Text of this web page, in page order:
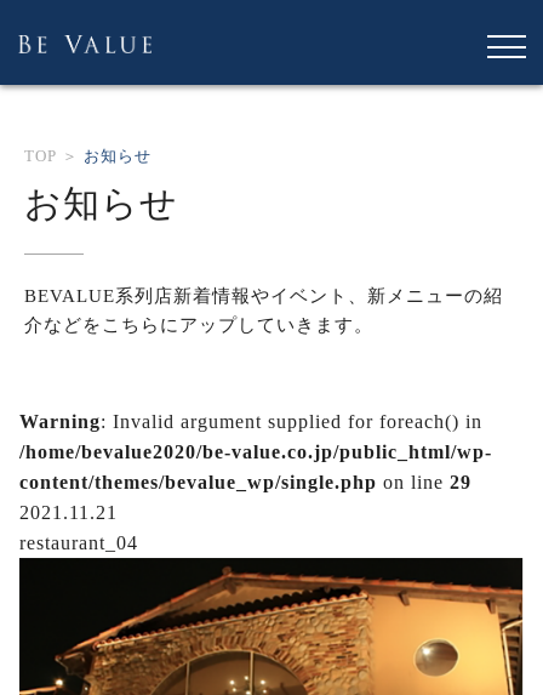
TOP ＞ お知らせ
お知らせ
BEVALUE系列店新着情報やイベント、新メニューの紹
介などをこちらにアップしていきます。
Warning: Invalid argument supplied for foreach() in
/home/bevalue2020/be-value.co.jp/public_html/wp-
content/themes/bevalue_wp/single.php on line 29
2021.11.21
restaurant_04